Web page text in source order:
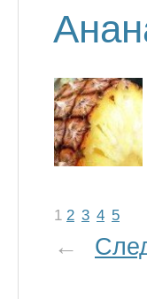
1 2 3 4 5
←